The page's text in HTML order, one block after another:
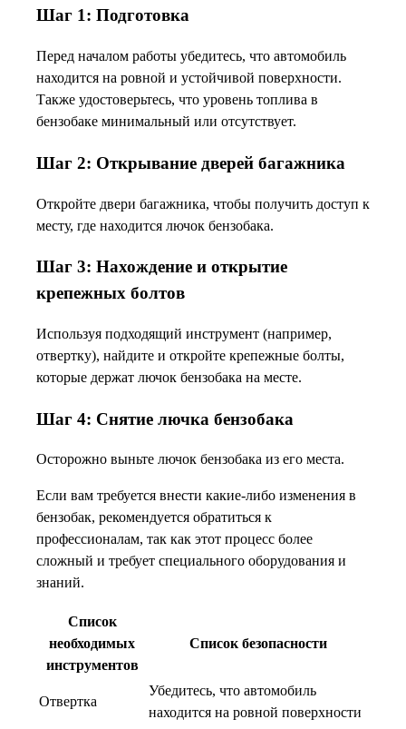
Шаг 1: Подготовка
Перед началом работы убедитесь, что автомобиль
находится на ровной и устойчивой поверхности.
Также удостоверьтесь, что уровень топлива в
бензобаке минимальный или отсутствует.
Шаг 2: Открывание дверей багажника
Откройте двери багажника, чтобы получить доступ к
месту, где находится лючок бензобака.
Шаг 3: Нахождение и открытие
крепежных болтов
Используя подходящий инструмент (например,
отвертку), найдите и откройте крепежные болты,
которые держат лючок бензобака на месте.
Шаг 4: Снятие лючка бензобака
Осторожно выньте лючок бензобака из его места.
Если вам требуется внести какие-либо изменения в
бензобак, рекомендуется обратиться к
профессионалам, так как этот процесс более
сложный и требует специального оборудования и
знаний.
Список
необходимых
инструментов
Список безопасности
Отвертка
Убедитесь, что автомобиль
находится на ровной поверхности